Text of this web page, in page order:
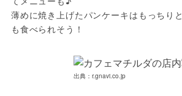
薄めに焼き上げたパンケーキはもっちり
も食べられそう！
出典：r.gnavi.co.jp